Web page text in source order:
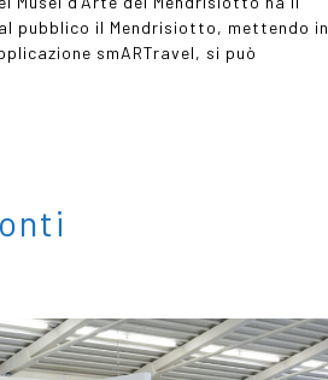
pubblico il Mendrisiotto, mettendo in
smARTravel, si può